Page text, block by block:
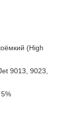
(High
9013, 9023,